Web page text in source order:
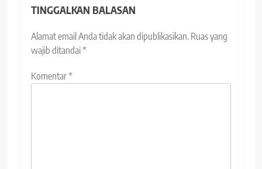
TINGGALKAN BALASAN
Alamat email Anda tidak akan dipublikasikan. Ruas yang
wajib ditandai*
Komentar*